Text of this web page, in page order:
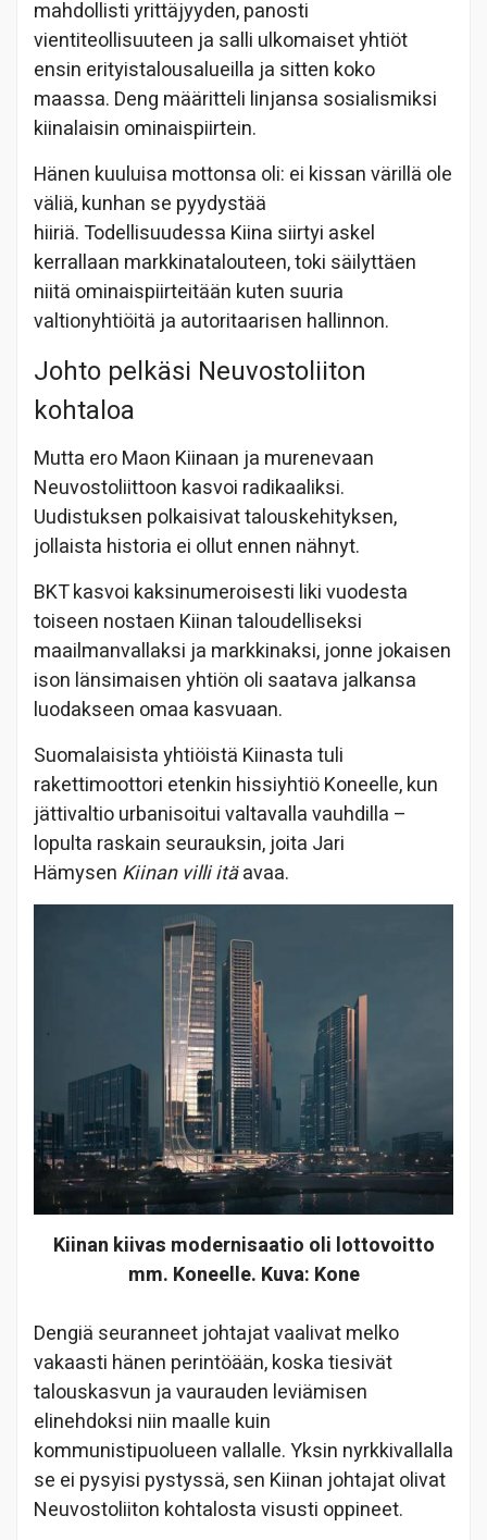
mahdollisti yrittäjyyden, panosti
vientiteollisuuteen ja salli ulkomaiset yhtiöt
ensin erityistalousalueilla ja sitten koko
maassa. Deng määritteli linjansa sosialismiksi
kiinalaisin ominaispiirtein.
Hänen kuuluisa mottonsa oli: ei kissan värillä ole
väliä, kunhan se pyydystää
hiiriä. Todellisuudessa Kiina siirtyi askel
kerrallaan markkinatalouteen, toki säilyttäen
niitä ominaispiirteitään kuten suuria
valtionyhtiöitä ja autoritaarisen hallinnon.
Johto pelkäsi Neuvostoliiton
kohtaloa
Mutta ero Maon Kiinaan ja murenevaan
Neuvostoliittoon kasvoi radikaaliksi.
Uudistuksen polkaisivat talouskehityksen,
jollaista historia ei ollut ennen nähnyt.
BKT kasvoi kaksinumeroisesti liki vuodesta
toiseen nostaen Kiinan taloudelliseksi
maailmanvallaksi ja markkinaksi, jonne jokaisen
ison länsimaisen yhtiön oli saatava jalkansa
luodakseen omaa kasvuaan.
Suomalaisista yhtiöistä Kiinasta tuli
rakettimoottori etenkin hissiyhtiö Koneelle, kun
jättivaltio urbanisoitui valtavalla vauhdilla –
lopulta raskain seurauksin, joita Jari
Hämysen Kiinan villi itäavaa.
Kiinan kiivas modernisaatio oli lottovoitto
mm. Koneelle. Kuva: Kone
Dengiä seuranneet johtajat vaalivat melko
vakaasti hänen perintöään, koska tiesivät
talouskasvun ja vaurauden leviämisen
elinehdoksi niin maalle kuin
kommunistipuolueen vallalle. Yksin nyrkkivallalla
se ei pysyisi pystyssä, sen Kiinan johtajat olivat
Neuvostoliiton kohtalosta visusti oppineet.